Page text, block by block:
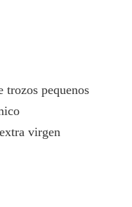
trozos pequenos
virgen